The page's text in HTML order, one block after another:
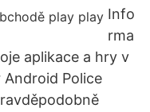
Info
rma
aplikace a hry v
Police